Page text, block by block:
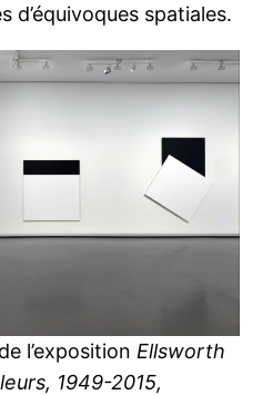
d’équivoques spatiales.
l’exposition Ellsworth
1949-2015,